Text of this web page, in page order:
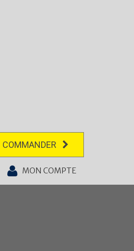
COMMANDER
MON COMPTE